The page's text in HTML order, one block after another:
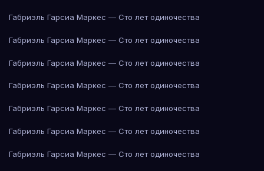
Габриэль Гарсиа Маркес — Сто лет одиночества
Габриэль Гарсиа Маркес — Сто лет одиночества
Габриэль Гарсиа Маркес — Сто лет одиночества
Габриэль Гарсиа Маркес — Сто лет одиночества
Габриэль Гарсиа Маркес — Сто лет одиночества
Габриэль Гарсиа Маркес — Сто лет одиночества
Габриэль Гарсиа Маркес — Сто лет одиночества